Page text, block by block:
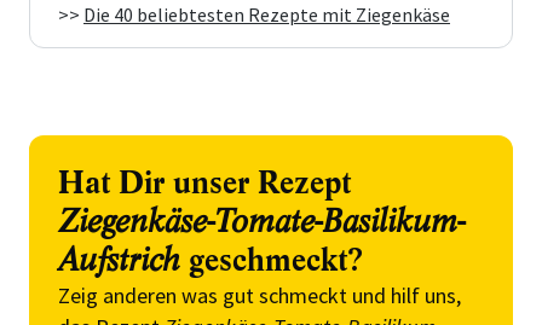
>> Die 40 beliebtesten Rezepte mit Ziegenkäse
Hat Dir unser Rezept
Ziegenkäse-Tomate-Basilikum-
Aufstrich geschmeckt?
Zeig anderen was gut schmeckt und hilf uns,